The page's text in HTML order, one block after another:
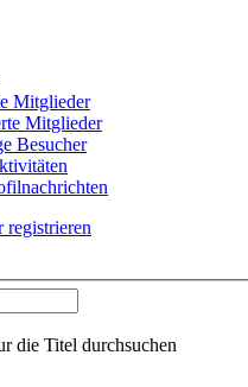
Mitglieder
Mitglieder
Besucher
registrieren
die Titel durchsuchen